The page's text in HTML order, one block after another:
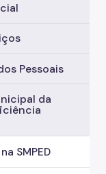
Pessoais
da
SMPED